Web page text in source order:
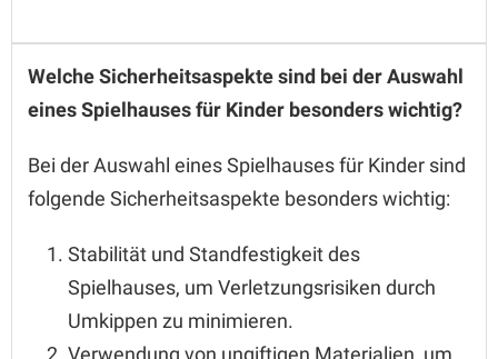
Welche Sicherheitsaspekte sind bei der Auswahl
eines Spielhauses für Kinder besonders wichtig?
Bei der Auswahl eines Spielhauses für Kinder sind
folgende Sicherheitsaspekte besonders wichtig:
Stabilität und Standfestigkeit des
Spielhauses, um Verletzungsrisiken durch
Umkippen zu minimieren.
Verwendung von ungiftigen Materialien, um